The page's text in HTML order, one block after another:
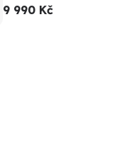
9 990 Kč